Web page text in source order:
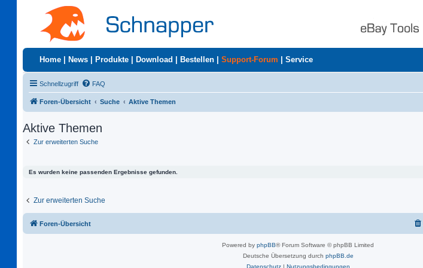
Home News Produkte Download Bestellen Support-Forum Service
Schnellzugriff FAQ
Foren-Übersicht Suche Aktive Themen
Aktive Themen
Zur erweiterten Suche
Es wurden keine passenden Ergebnisse gefunden.
Zur erweiterten Suche
Foren-Übersicht
Powered by phpBB® Forum Software © phpBB Limited
Deutsche Übersetzung durch phpBB.de
Datenschutz| Nutzungsbedingungen